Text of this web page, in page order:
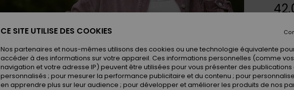
CE SITE UTILISE DES COOKIES
Nos partenaires et nous-mêmes utilisons des cookies ou une technologie équivalente
accéder à des informations sur votre appareil. Ces informations personnelles (comme
navigation et votre adresse IP) peuvent être utilisées pour vous présenter des publications
personnalisés ; pour mesurer la performance publicitaire et du contenu ; pour
en apprendre plus sur leur audience ; pour développer et améliorer les produits de nos